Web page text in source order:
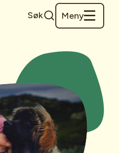
Søk Meny